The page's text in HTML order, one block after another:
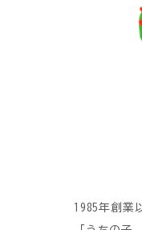
1985年創業